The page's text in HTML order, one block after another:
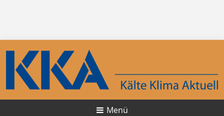
Menü